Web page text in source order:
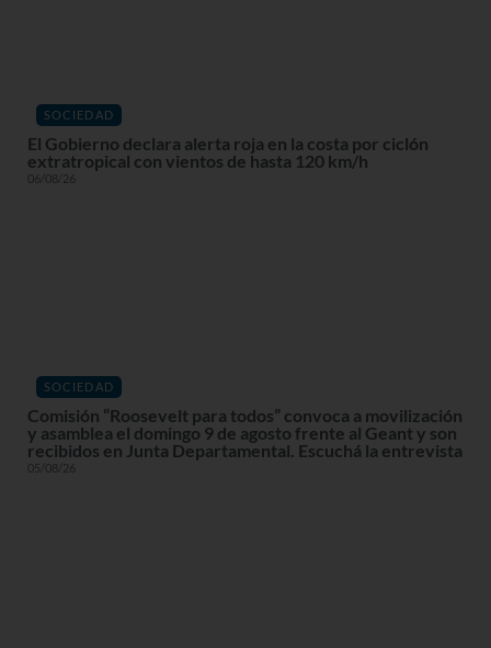
SOCIEDAD
El Gobierno declara alerta roja en la costa por ciclón
extratropical con vientos de hasta 120 km/h
06/08/26
SOCIEDAD
Comisión “Roosevelt para todos” convoca a movilización
y asamblea el domingo 9 de agosto frente al Geant y son
recibidos en Junta Departamental. Escuchá la entrevista
05/08/26